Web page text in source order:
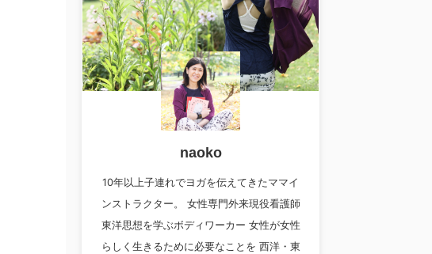
naoko
10年以上子連れでヨガを伝えてきたママイ
ンストラクター。 女性専門外来現役看護師
東洋思想を学ぶボディワーカー 女性が女性
らしく生きるために必要なことを 西洋・東